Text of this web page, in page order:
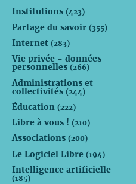
Institutions (423)
Partage du savoir (355)
Internet (283)
Vie privée - données
personnelles (266)
Administrations et
collectivités (244)
Éducation (222)
Libre à vous ! (210)
Associations (200)
Le Logiciel Libre (194)
Intelligence artificielle
(185)